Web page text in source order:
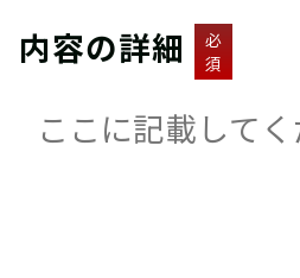
内容の詳細
必
須